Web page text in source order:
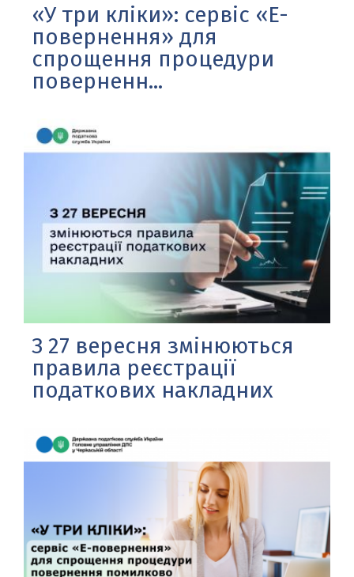
«У тpи клiки»: сервіс «E-
повернення» для
спрощення процедури
поверненн...
З 27 вересня змінюються
правила реєстрації
податкових накладних